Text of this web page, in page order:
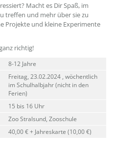
??? Macht es Dir Spaß, im
treffen und mehr über sie zu
Projekte und kleine Experimente
richtig!
8-12 Jahre
Freitag, 23.02.2024 , wöchentlich
im Schulhalbjahr (nicht in den
Ferien)
15 bis 16 Uhr
Zoo Stralsund, Zooschule
40,00 € + Jahreskarte (10,00 €)